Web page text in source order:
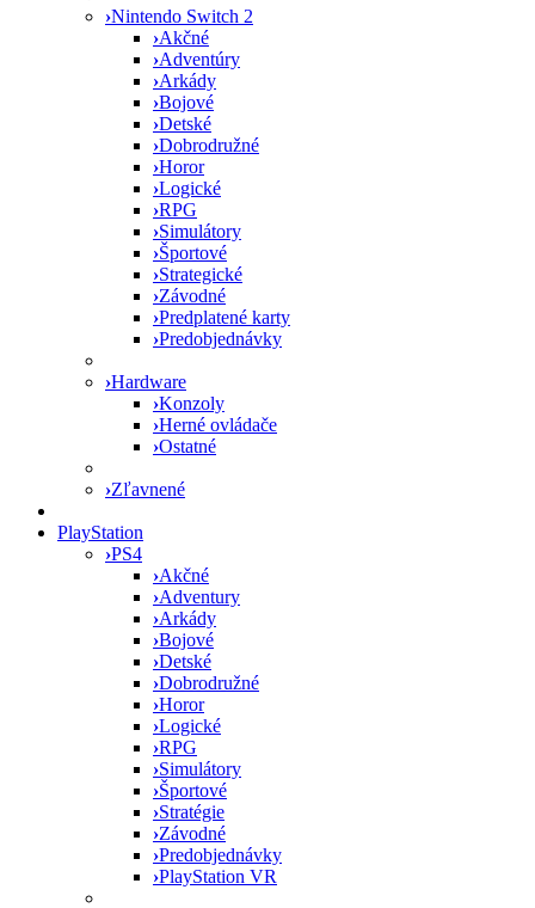
›Nintendo Switch 2
›Akčné
›Adventúry
›Arkády
›Bojové
›Detské
›Dobrodružné
›Horor
›Logické
›RPG
›Simulátory
›Športové
›Strategické
›Závodné
›Predplatené karty
›Predobjednávky
›Hardware
›Konzoly
›Herné ovládače
›Ostatné
›Zľavnené
PlayStation
›PS4
›Akčné
›Adventury
›Arkády
›Bojové
›Detské
›Dobrodružné
›Horor
›Logické
›RPG
›Simulátory
›Športové
›Stratégie
›Závodné
›Predobjednávky
›PlayStation VR